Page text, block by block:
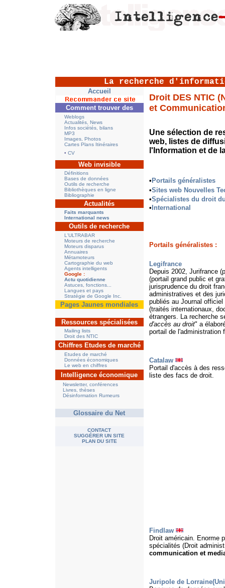
La recherche
Accueil
Comment trouver des
Weblogs
Actualités, News
Infos sociétés, bilans
MP3
Images, Photos
Cartes Plans Itinéraires
• CV
Web invisible
Définitions
Bases de données
Outils de recherche
Bibliothèques en ligne
Bibliographie
Actualités
Faits marquants
International news
Outils de recherche
L'ULTRABAR
Moteurs de recherche
Moteurs disparus
Annuaires
Métamoteurs
Cartographie du web
Agents intelligents
Google :
Actu quotidienne
Astuces, fonctions...
Langues et pays
Stratégie de Google Inc.
Pages Jaunes mondiales
Ressourcesspécialisées
Mailing lists
Droit des NTIC
Chiffres Etudes de marché
Etudes de marché
Données économiques
Le web en chiffres
Intelligence économique
Newsletter, conférences
Livres, thèses
Désinformation Rumeurs
Glossaire du Net
CONTACT
SUGGÉRER UN SITE
PLAN DU SITE
Droit DES NTIC
et
Une sélection de
web, listes de
l'Information et de
• Portails généralistes
•Sites web Nouvelles
•Spécialistes du droit
• International
Portails généralistes :
Legifrance
Depuis 2002, Jurifrance (
(portail grand public et
jurisprudence du droit
administratives et des
publiés au Journal
(traités internationaux,
étrangers. La recherche
d'accès au droit" a
portail de l'administration
Catalaw
Portail d'accès à des
liste des facs de droit.
Findlaw
Droit américain. Enorme
spécialités (Droit
communication et
Juripole de